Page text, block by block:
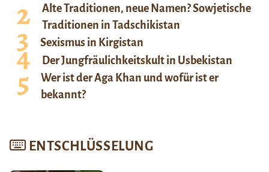
Alte Traditionen, neue Namen? Sowjetische
Traditionen in Tadschikistan
Sexismus in Kirgistan
Der Jungfräulichkeitskult in Usbekistan
Wer ist der Aga Khan und wofür ist er
bekannt?
ENTSCHLÜSSELUNG